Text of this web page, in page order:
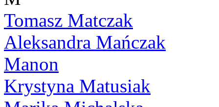
Tomasz Matczak
Aleksandra Mańczak
Manon
Krystyna Matusiak